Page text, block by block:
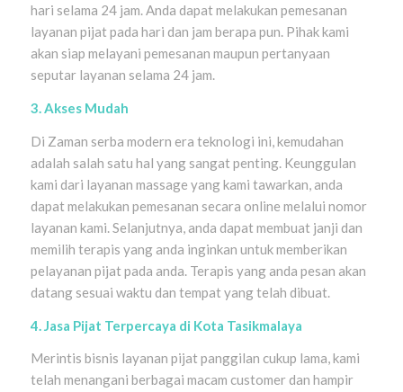
hari selama 24 jam. Anda dapat melakukan pemesanan
layanan pijat pada hari dan jam berapa pun. Pihak kami
akan siap melayani pemesanan maupun pertanyaan
seputar layanan selama 24 jam.
3. Akses Mudah
Di Zaman serba modern era teknologi ini, kemudahan
adalah salah satu hal yang sangat penting. Keunggulan
kami dari layanan massage yang kami tawarkan, anda
dapat melakukan pemesanan secara online melalui nomor
layanan kami. Selanjutnya, anda dapat membuat janji dan
memilih terapis yang anda inginkan untuk memberikan
pelayanan pijat pada anda. Terapis yang anda pesan akan
datang sesuai waktu dan tempat yang telah dibuat.
4. Jasa Pijat Terpercaya di Kota Tasikmalaya
Merintis bisnis layanan pijat panggilan cukup lama, kami
telah menangani berbagai macam customer dan hampir